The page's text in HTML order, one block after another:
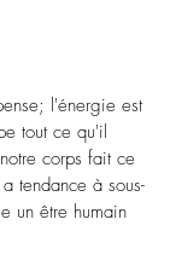
l'énergie est
tout ce qu'il
corps fait ce
tendance à sous-
un être humain